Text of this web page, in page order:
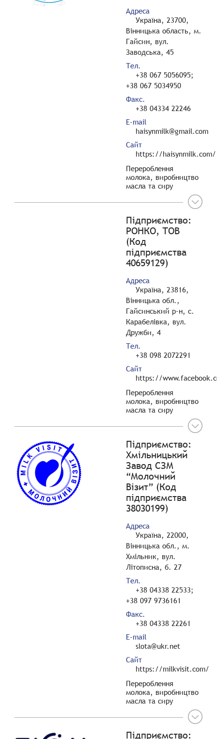
Адреса
Україна, 23700,
Вінницька область, м.
Гайсин, вул.
Заводська, 45
Тел.
+38 067 5056095;
+38 067 5034950
Факс.
+38 04334 22246
E-mail
haisynmilk@gmail.com
Сайт
https://haisynmilk.com/
Перероблення
молока, виробництво
масла та сиру
Підприємство:
РОНКО, ТОВ
(Код
підприємства
40659129)
Адреса
Україна, 23816,
Вінницька обл.,
Гайсинський р-н, с.
Карабелівка, вул.
Дружби, 4
Тел.
+38 098 2072291
Сайт
https://
Перероблення
молока, виробництво
масла та сиру
Підприємство:
Хмільницький
Завод СЗМ
“Молочний
Візит” (Код
підприємства
38030199)
Адреса
Україна, 22000,
Вінницька обл., м.
Хмільник, вул.
Літописна, б. 27
Тел.
+38 04338 22533;
+38 097 9736161
Факс.
+38 04338 22261
E-mail
slota@ukr.net
Сайт
https://milkvisit.com/
Перероблення
молока, виробництво
масла та сиру
Підприємство: